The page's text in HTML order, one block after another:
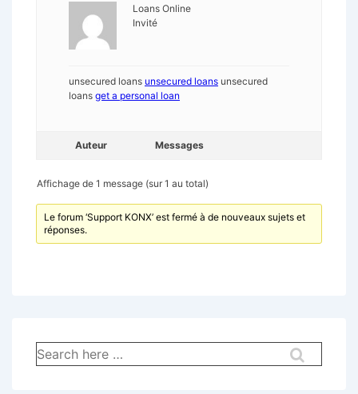
Loans Online
Invité
unsecured loans unsecured loans unsecured
loans get a personal loan
Auteur Messages
Affichage de 1 message (sur 1 au total)
Le forum ‘Support KONX’ est fermé à de nouveaux sujets et
réponses.
Recherche
pour: